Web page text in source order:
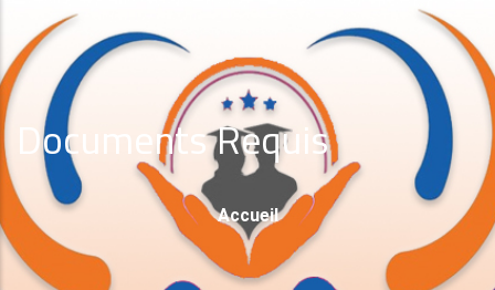
Documents Requis
Fil
D'Ariane
Accueil